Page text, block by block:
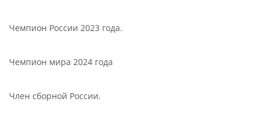
Чемпион России 2023 года.
Чемпион мира 2024 года
Член сборной России.